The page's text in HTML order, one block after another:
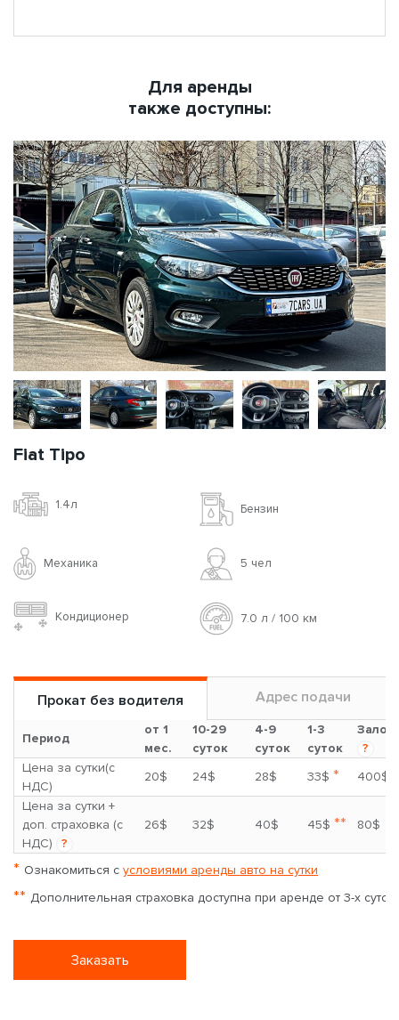
Для аренды
также доступны:
Fiat Tipo
1.4л Бензин
Механика 5 чел
Кондиционер 7.0 л / 100 км
Прокат без водителя Адрес подачи
Период
от 1
мес.
10-29
суток
4-9
суток
1-3
суток
Залог
?
Цена за сутки(с
НДС)
20$ 24$ 28$ 33$ *
400$
Цена за сутки +
доп. страховка (с
НДС)
?
26$ 32$ 40$ 45$ ** 80$
* Ознакомиться с условиями аренды авто на сутки
** Дополнительная страховка доступна при аренде от 3-х суток
Заказать